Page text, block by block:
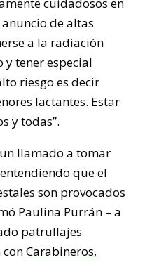
de altas
a la radiación
tener especial
riesgo es decir
lactantes. Estar
y todas”.
llamado a tomar
que el
son provocados
Paulina Purrán – a
patrullajes
conCarabineros,